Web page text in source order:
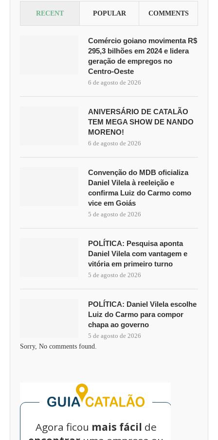
RECENT POPULAR COMMENTS
Comércio goiano movimenta R$
295,3 bilhões em 2024 e lidera
geração de empregos no
Centro-Oeste
6 de agosto de 2026
ANIVERSÁRIO DE CATALÃO
TEM MEGA SHOW DE NANDO
MORENO!
6 de agosto de 2026
Convenção do MDB oficializa
Daniel Vilela à reeleição e
confirma Luiz do Carmo como
vice em Goiás
5 de agosto de 2026
POLÍTICA: Pesquisa aponta
Daniel Vilela com vantagem e
vitória em primeiro turno
5 de agosto de 2026
POLÍTICA: Daniel Vilela escolhe
Luiz do Carmo para compor
chapa ao governo
5 de agosto de 2026
Sorry, No comments found.